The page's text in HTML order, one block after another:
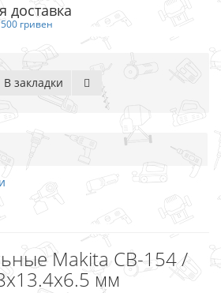
доставка
гривен
В закладки
Makita CB-154 /
мм